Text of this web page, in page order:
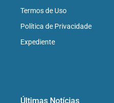
Termos de Uso
Política de Privacidade
Expediente
Últimas Notícias